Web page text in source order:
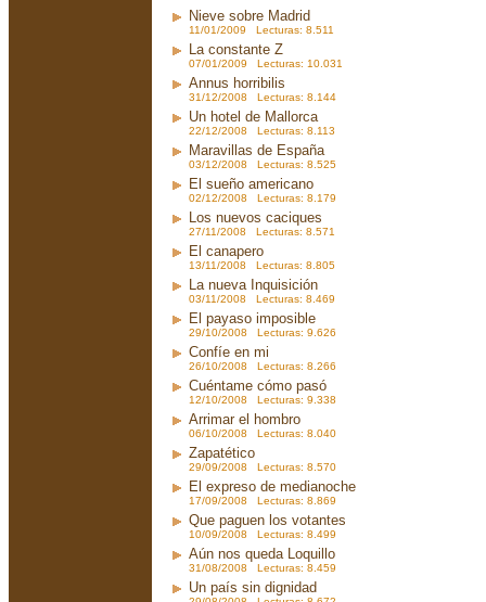
Nieve sobre Madrid
11/01/2009 Lecturas: 8.511
La constante Z
07/01/2009 Lecturas: 10.031
Annus horribilis
31/12/2008 Lecturas: 8.144
Un hotel de Mallorca
22/12/2008 Lecturas: 8.113
Maravillas de España
03/12/2008 Lecturas: 8.525
El sueño americano
02/12/2008 Lecturas: 8.179
Los nuevos caciques
27/11/2008 Lecturas: 8.571
El canapero
13/11/2008 Lecturas: 8.805
La nueva Inquisición
03/11/2008 Lecturas: 8.469
El payaso imposible
29/10/2008 Lecturas: 9.626
Confíe en mi
26/10/2008 Lecturas: 8.266
Cuéntame cómo pasó
12/10/2008 Lecturas: 9.338
Arrimar el hombro
06/10/2008 Lecturas: 8.040
Zapatético
29/09/2008 Lecturas: 8.570
El expreso de medianoche
17/09/2008 Lecturas: 8.869
Que paguen los votantes
10/09/2008 Lecturas: 8.499
Aún nos queda Loquillo
31/08/2008 Lecturas: 8.459
Un país sin dignidad